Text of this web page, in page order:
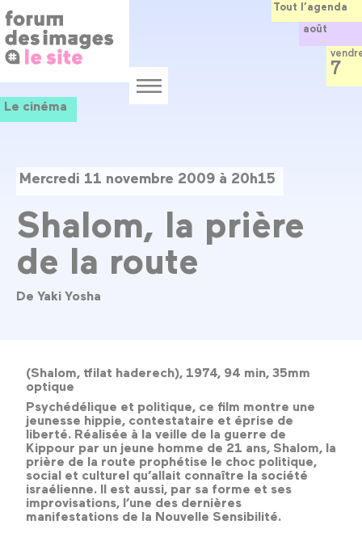
au
contenu
principal
Menu
Le cinéma
Mercredi 11 novembre 2009 à 20h15
Shalom, la prière
de la route
De Yaki Yosha
(Shalom, tfilat haderech), 1974, 94 min, 35mm
optique
Psychédélique et politique, ce film montre une
jeunesse hippie, contestataire et éprise de
liberté. Réalisée à la veille de la guerre de
Kippour par un jeune homme de 21 ans, Shalom, la
prière de la route prophétise le choc politique,
social et culturel qu’allait connaître la société
israélienne. Il est aussi, par sa forme et ses
improvisations, l’une des dernières
manifestations de la Nouvelle Sensibilité.
Tout l’agenda
août
7